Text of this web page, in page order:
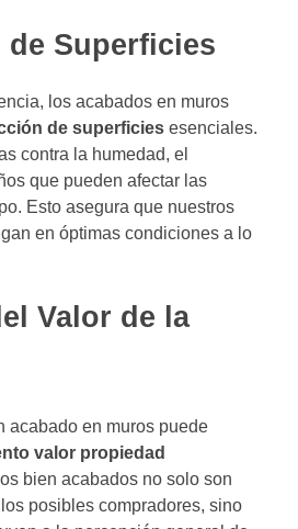
Superficies
los acabados en muros
de superficies esenciales.
contra la humedad, el
que pueden afectar las
Esto asegura que nuestros
en óptimas condiciones a lo
Valor de la
acabado en muros puede
valor propiedad
bien acabados no solo son
posibles compradores, sino